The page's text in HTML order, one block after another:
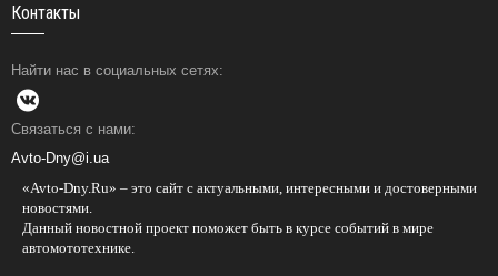
Контакты
Найти нас в социальных сетях:
Связаться с нами:
Avto-Dny@i.ua
«Avto-Dny.Ru» – это сайт с актуальными, интересными и достоверными
новостями.
Данный новостной проект поможет быть в курсе событий в мире
автомототехнике.